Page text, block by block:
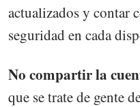
actualizados y contar
seguridad en cada
No compartir la
que se trate de gente